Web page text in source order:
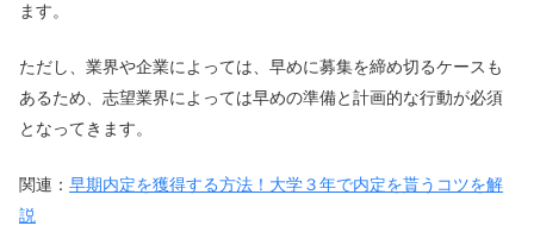
ます。
ただし、業界や企業によっては、早めに募集を締め切るケースも
あるため、志望業界によっては早めの準備と計画的な行動が必須
となってきます。
関連： 早期内定を獲得する方法！大学３年で内定を貰うコツを解
説